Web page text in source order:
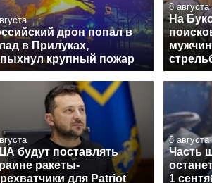
дрон попал в
в Прилуках,
крупный пожар
8 августа
На
будут поставлять
ракеты-
для Patriot
8 августа
Часть
1